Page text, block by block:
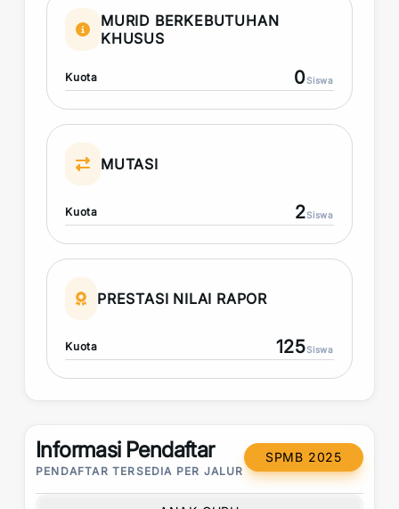
MURID BERKEBUTUHAN
KHUSUS
Kuota 0Siswa
MUTASI
Kuota 2Siswa
PRESTASI NILAI RAPOR
Kuota 125Siswa
Informasi Pendaftar
PENDAFTAR TERSEDIA PER JALUR
SPMB 2025